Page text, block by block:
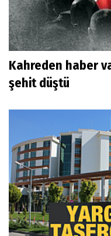
Kahreden haber
şehit düştü